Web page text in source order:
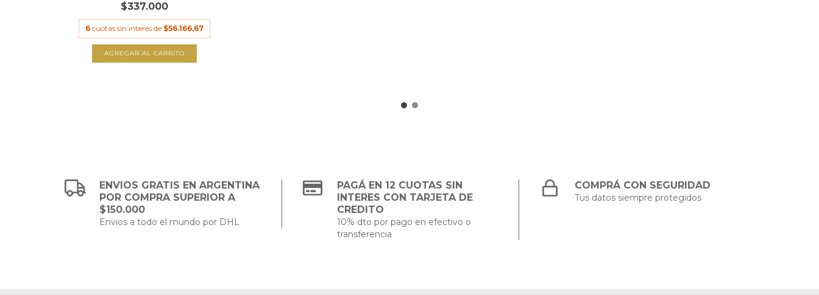
$337.000
6 cuotas sin interés de $56.166,67
AGREGAR AL CARRITO
ENVIOS GRATIS EN ARGENTINA
POR COMPRA SUPERIOR A
$150.000
Envios a todo el mundo por DHL
PAGÁ EN 12 CUOTAS SIN
INTERES CON TARJETA DE
CREDITO
10% dto por pago en efectivo o
transferencia
COMPRÁ CON SEGURIDAD
Tus datos siempre protegidos